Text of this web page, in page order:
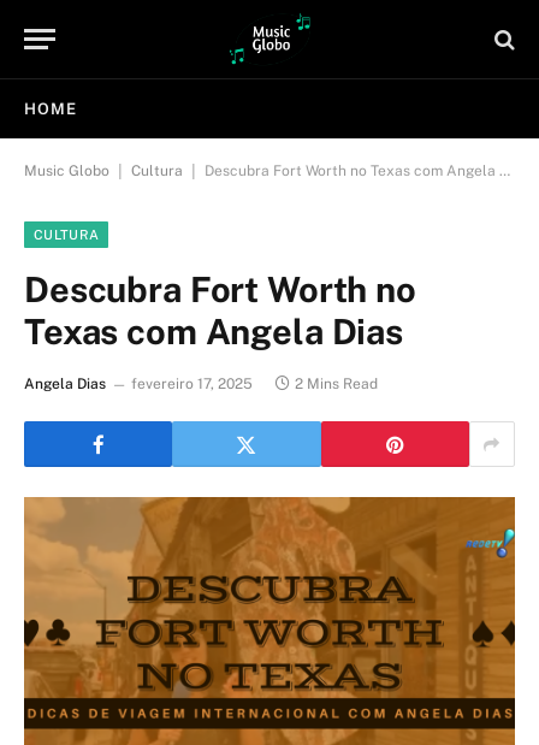
HOME
Music Globo Cultura Descubra Fort Worth no Texas com Angela Dias
CULTURA
Descubra Fort Worth no
Texas com Angela Dias
Angela Dias fevereiro 17, 2025 2 Mins Read